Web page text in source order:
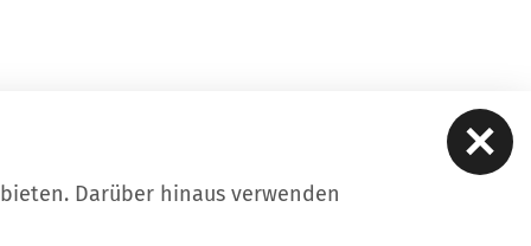
Kontakt Datenschutz
Impressum
Darüber hinaus verwenden